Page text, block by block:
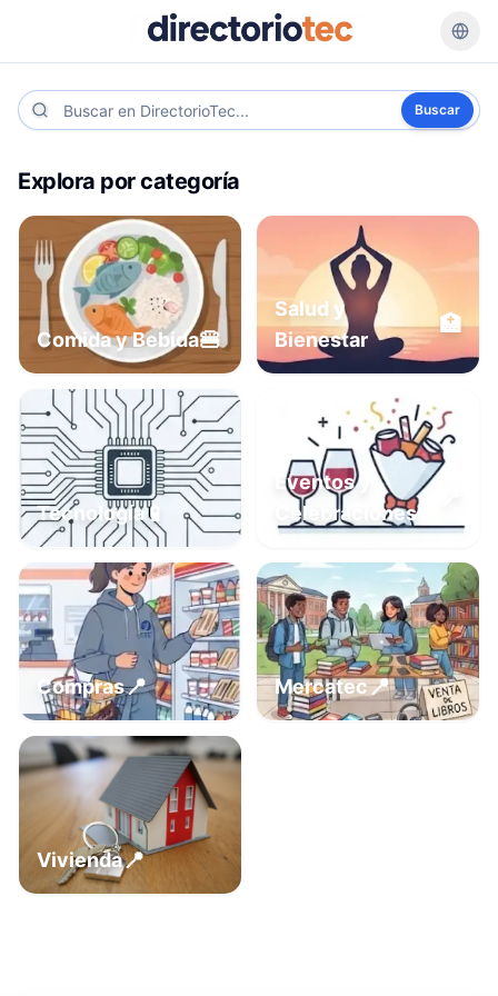
Buscar
Explora por categoría
Comida y Bebida🍔
Salud y
Bienestar
🏥
Tecnología📱
Eventos y
Celebraciones
Compras📍 Mercatec📍
Vivienda📍